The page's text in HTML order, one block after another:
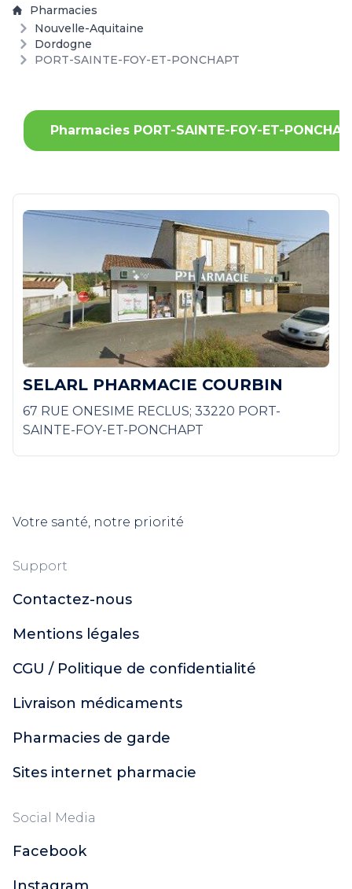
Pharmacies
Nouvelle-Aquitaine
Dordogne
PORT-SAINTE-FOY-ET-PONCHAPT
Pharmacies PORT-SAINTE-FOY-ET-
SELARL PHARMACIE COURBIN
67 RUE ONESIME RECLUS; 33220 PORT-
SAINTE-FOY-ET-PONCHAPT
Votre santé, notre priorité
Support
Contactez-nous
Mentions légales
CGU / Politique de confidentialité
Livraison médicaments
Pharmacies de garde
Sites internet pharmacie
Social Media
Facebook